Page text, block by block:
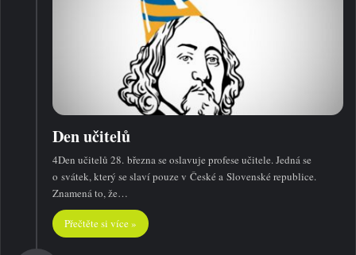
Den učitelů
4Den učitelů 28. března se oslavuje profese učitele. Jedná se
o svátek, který se slaví pouze v České a Slovenské republice.
Znamená to, že…
Přečtěte si více »